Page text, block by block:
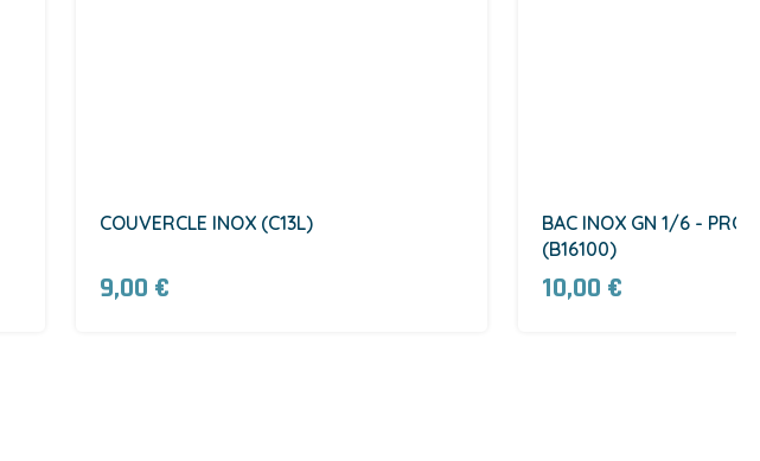
COUVERCLE INOX (C13L)
9,00 €
BAC INOX GN 1/6 -
(B16100)
10,00 €